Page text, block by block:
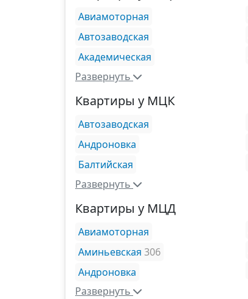
Авиамоторная
Автозаводская
Академическая
Развернуть
Квартиры у МЦК
Автозаводская
Андроновка
Балтийская
Развернуть
Квартиры у МЦД
Авиамоторная
Аминьевская 306
Андроновка
Развернуть